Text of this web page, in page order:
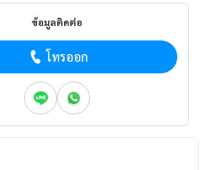
ข้อมูลติดต่อ
โทรออก